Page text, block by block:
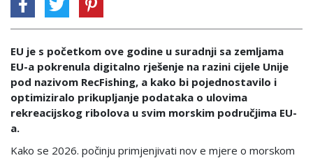
EU je s početkom ove godine u suradnji sa zemljama
EU-a pokrenula digitalno rješenje na razini cijele Unije
pod nazivom RecFishing, a kako bi pojednostavilo i
optimiziralo prikupljanje podataka o ulovima
rekreacijskog ribolova u svim morskim područjima EU-
a.
Kako se 2026. počinju primjenjivati nov e mjere o morskom